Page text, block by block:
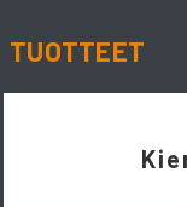
TUOTTEET